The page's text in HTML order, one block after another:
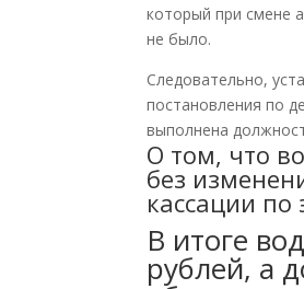
который при смене
не было.
Следовательно,
постановления по
выполнена
О том, что
без
кассации по
В итоге
рублей, а